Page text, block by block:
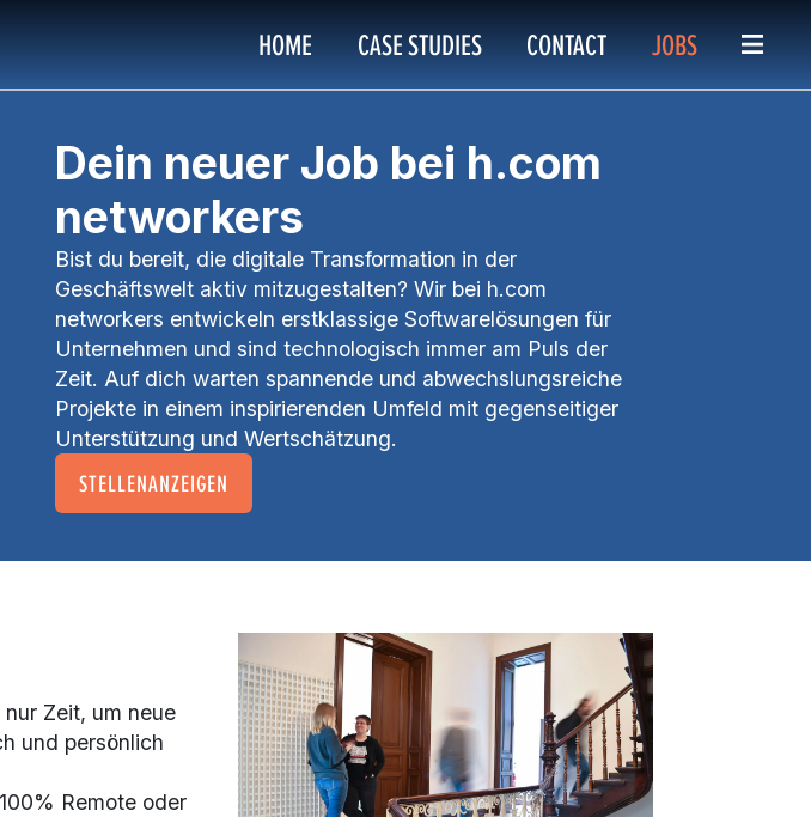
HOME CASE STUDIES CONTACT JOBS
Dein neuer Job bei h.com
networkers
Bist du bereit, die digitale Transformation in der
Geschäftswelt aktiv mitzugestalten? Wir bei h.com
networkers entwickeln erstklassige Softwarelösungen für
Unternehmen und sind technologisch immer am Puls der
Zeit. Auf dich warten spannende und abwechslungsreiche
Projekte in einem inspirierenden Umfeld mit gegenseitiger
Unterstützung und Wertschätzung.
STELLENANZEIGEN
Zeit, um neue
und persönlich
Remote oder